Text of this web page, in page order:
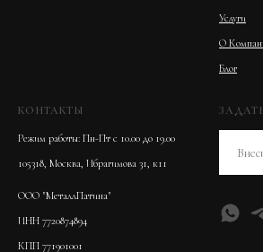
Услуги
О
Блог
КОНТАКТЫ
Режим работы: Пн-Пт с 10.00 до 19.00
105318, Москва, Ибрагимова 31, к11
ООО "МеталлПатина"
ИНН 7720874894
КПП 771901001